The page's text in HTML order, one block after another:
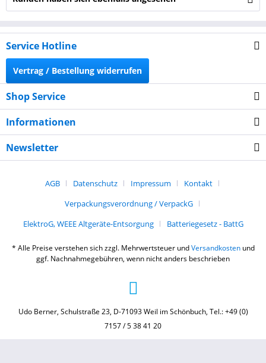
Service Hotline
Vertrag / Bestellung widerrufen
Shop Service
Informationen
Newsletter
AGB Datenschutz Impressum
Kontakt
Verpackungsverordnung / VerpackG
ElektroG, WEEE Altgeräte-Entsorgung
Batteriegesetz - BattG
* Alle Preise verstehen sich zzgl. Mehrwertsteuer undVersandkostenund
ggf. Nachnahmegebühren, wenn nicht anders beschrieben
Udo Berner, Schulstraße 23, D-71093 Weil im Schönbuch, Tel.: +49 (0)
7157 / 5 38 41 20